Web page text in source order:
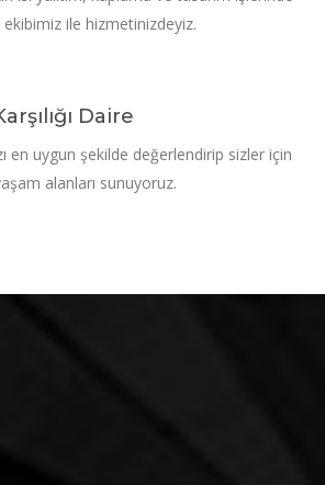
ile hizmetinizdeyiz.
Daire
en uygun şekilde değerlendirip sizler için
alanları sunuyoruz.